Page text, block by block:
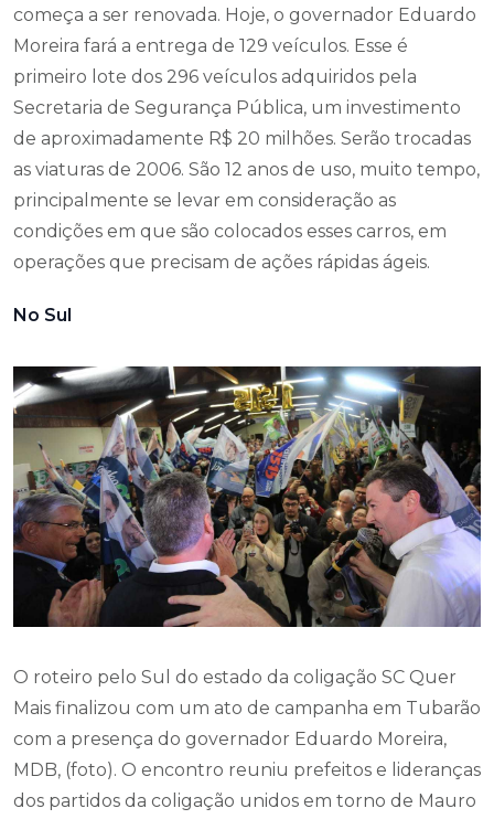
começa a ser renovada. Hoje, o governador Eduardo
Moreira fará a entrega de 129 veículos. Esse é
primeiro lote dos 296 veículos adquiridos pela
Secretaria de Segurança Pública, um investimento
de aproximadamente R$ 20 milhões. Serão trocadas
as viaturas de 2006. São 12 anos de uso, muito tempo,
principalmente se levar em consideração as
condições em que são colocados esses carros, em
operações que precisam de ações rápidas ágeis.
No Sul
O roteiro pelo Sul do estado da coligação SC Quer
Mais finalizou com um ato de campanha em Tubarão
com a presença do governador Eduardo Moreira,
MDB, (foto). O encontro reuniu prefeitos e lideranças
dos partidos da coligação unidos em torno de Mauro